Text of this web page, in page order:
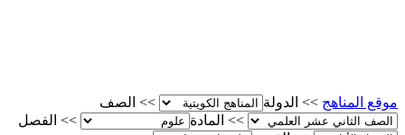
موقع المناهج >> الدولة >>
الصف
>>
المادة >>
الفصل